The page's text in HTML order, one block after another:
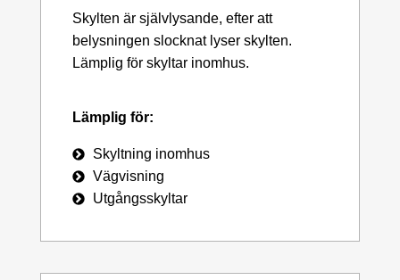
Skylten är självlysande, efter att
belysningen slocknat lyser skylten.
Lämplig för skyltar inomhus.
Lämplig för:
Skyltning inomhus
Vägvisning
Utgångsskyltar